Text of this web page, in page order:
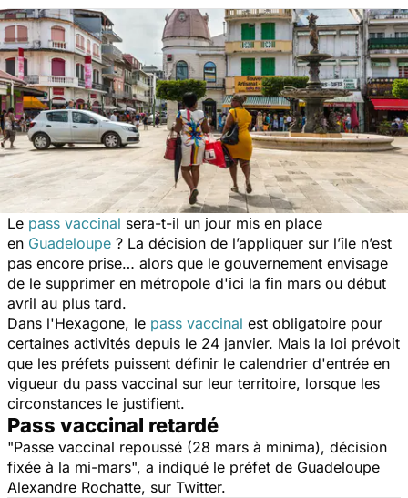
Le pass vaccinal sera-t-il un jour mis en place
en Guadeloupe ? La décision de l’appliquer sur l’île n’est
pas encore prise… alors que le gouvernement envisage
de le supprimer en métropole d'ici la fin mars ou début
avril au plus tard.
Dans l'Hexagone, le pass vaccinal est obligatoire pour
certaines activités depuis le 24 janvier. Mais la loi prévoit
que les préfets puissent définir le calendrier d'entrée en
vigueur du pass vaccinal sur leur territoire, lorsque les
circonstances le justifient.
Pass vaccinal retardé
"Passe vaccinal repoussé (28 mars à minima), décision
fixée à la mi-mars", a indiqué le préfet de Guadeloupe
Alexandre Rochatte, sur Twitter.